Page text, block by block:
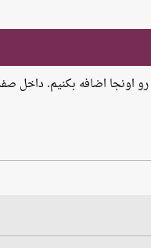
اونجا اضافه بکنیم. داخل